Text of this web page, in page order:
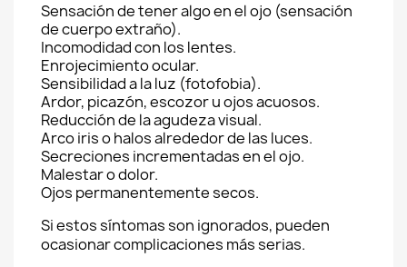
Sensación de tener algo en el ojo (sensación
de cuerpo extraño).
Incomodidad con los lentes.
Enrojecimiento ocular.
Sensibilidad a la luz (fotofobia).
Ardor, picazón, escozor u ojos acuosos.
Reducción de la agudeza visual.
Arco iris o halos alrededor de las luces.
Secreciones incrementadas en el ojo.
Malestar o dolor.
Ojos permanentemente secos.
Si estos síntomas son ignorados, pueden
ocasionar complicaciones más serias.